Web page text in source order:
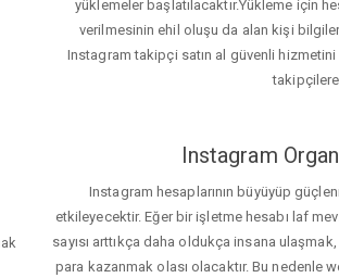
yüklemeler başlatılacaktır.Yükleme için
verilmesinin ehil oluşu da alan kişi
Instagram takipçi satın al güvenli
Instagram
Instagram hesaplarının büyüyüp
etkileyecektir. Eğer bir işletme hesabı laf
sayısı arttıkça daha oldukça insana
para kazanmak olası olacaktır. Bu nedenle